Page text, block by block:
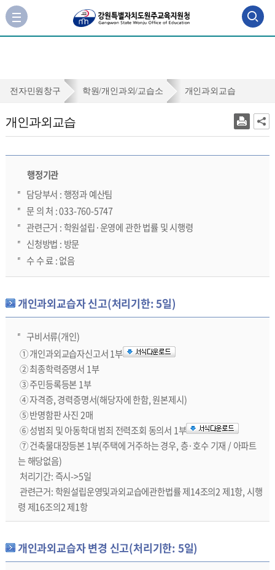
검
색
기
사
이
가
개
과
전자민원창구 학원/개인과외/교습소 개인과외교습
개인과외교습
행정기관
담당부서 : 행정과 예산팀
문 의 처 : 033-760-5747
관련근거 : 학원설립·운영에 관한 법률 및 시행령
신청방법 : 방문
수 수 료 : 없음
개인과외교습자 신고(처리기한: 5일)
구비서류(개인)
① 개인과외교습자신고서 1부
② 최종학력증명서 1부
③ 주민등록등본 1부
④ 자격증, 경력증명서(해당자에 한함, 원본제시)
⑤ 반명함판 사진 2매
⑥ 성범죄 및 아동학대 범죄 전력조회 동의서 1부
⑦ 건축물대장등본 1부(주택에 거주하는 경우, 층·호수 기재 / 아파트
는 해당없음)
처리기간: 즉시->5일
관련근거: 학원설립운영및과외교습에관한법률 제14조의2 제1항, 시행
령 제16조의2 제1항
개인과외교습자 변경 신고(처리기한: 5일)